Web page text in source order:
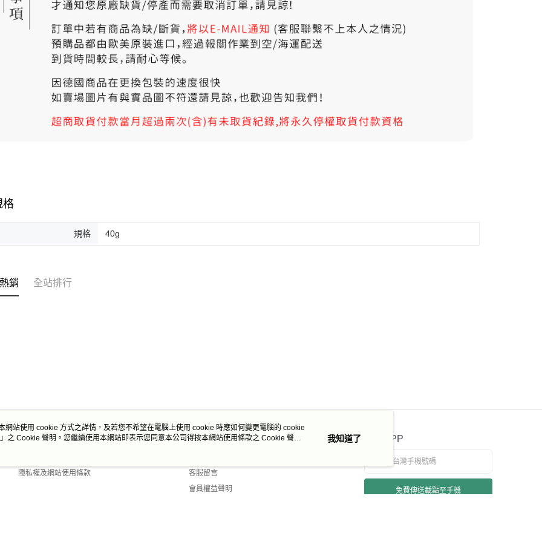
格
規格 40g
銷 全站排行
關於我們
隱私權及網站使用條款
客服資訊
客服留言
會員權益聲明
官方APP
免費傳送載點至手機
網站使用 cookie 方式之詳情，及若您不希望在電腦上使用 cookie 時應如何變更電腦的 cookie
」之 Cookie 聲明。您繼續使用本網站即表示您同意本公司得按本網站使用條款之 Cookie 聲明
我知道了